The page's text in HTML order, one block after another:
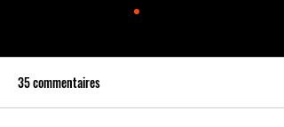
35 commentaires